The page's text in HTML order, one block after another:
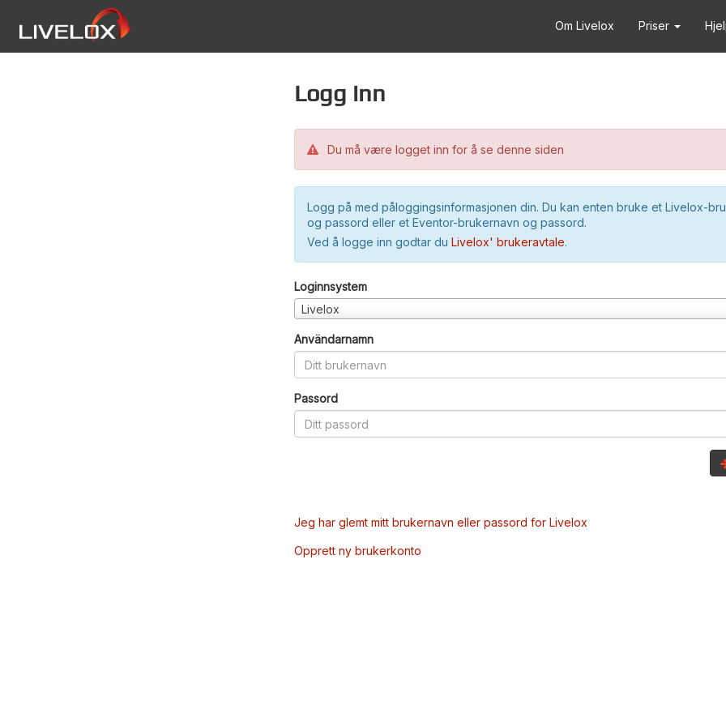
Om Livelox Priser
Logg inn
Du må være logget inn for å se denne siden
Logg på med påloggingsinformasjonen din. Du kan enten bruke et Livelox-
og passord eller et Eventor-brukernavn og passord.
Ved å logge inn godtar du Livelox' brukeravtale.
Loginnsystem
Livelox
Användarnamn
Passord
Jeg har glemt mitt brukernavn eller passord for Livelox
Opprett ny brukerkonto